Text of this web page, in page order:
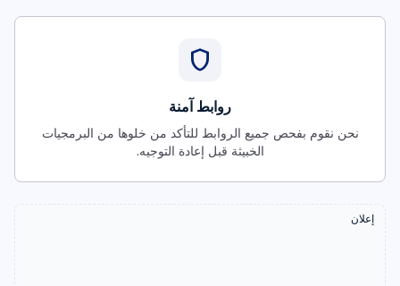
shield
روابط آمنة
نحن نقوم بفحص جميع الروابط للتأكد من خلوها من البرمجيات
الخبيثة قبل إعادة التوجيه.
إعلان